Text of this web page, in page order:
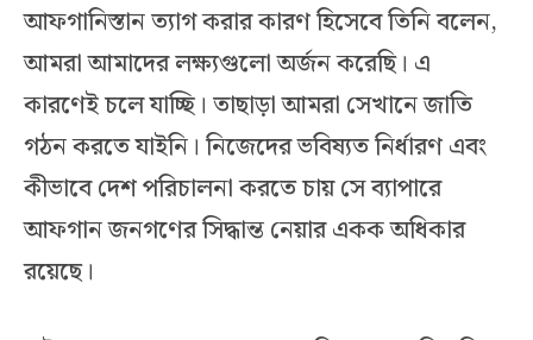
আফগানিস্তান ত্যাগ করার কারণ হিসেবে তিনি বলেন,
আমরা আমাদের লক্ষ্যগুলো অর্জন করেছি। এ
কারণেই চলে যাচ্ছি। তাছাড়া আমরা সেখানে জাতি
গঠন করতে যাইনি। নিজেদের ভবিষ্যত নির্ধারণ এবং
কীভাবে দেশ পরিচালনা করতে চায় সে ব্যাপারে
আফগান জনগণের সিদ্ধান্ত নেয়ার একক অধিকার
রয়েছে।